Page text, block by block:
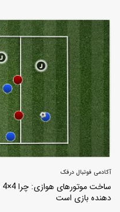
آکادمی فوتبال درفک
دهنده بازی است